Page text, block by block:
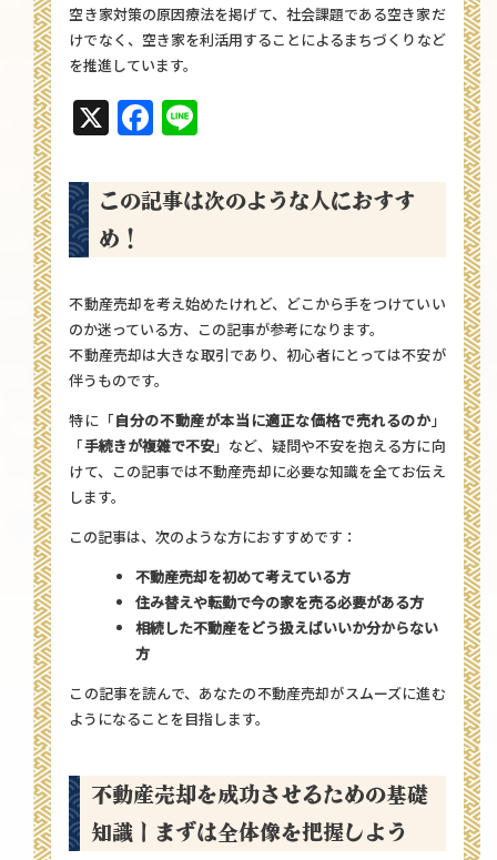
空き家対策の原因療法を掲げて、社会課題である空き家だ
けでなく、空き家を利活用することによるまちづくりなど
を推進しています。
X Facebook
この記事は次のような人におすす
め！
不動産売却を考え始めたけれど、どこから手をつけていい
のか迷っている方、この記事が参考になります。
不動産売却は大きな取引であり、初心者にとっては不安が
伴うものです。
特に「自分の不動産が本当に適正な価格で売れるのか」
「手続きが複雑で不安」など、疑問や不安を抱える方に向
けて、この記事では不動産売却に必要な知識を全てお伝え
します。
この記事は、次のような方におすすめです：
不動産売却を初めて考えている方
住み替えや転勤で今の家を売る必要がある方
相続した不動産をどう扱えばいいか分からない
方
この記事を読んで、あなたの不動産売却がスムーズに進む
ようになることを目指します。
不動産売却を成功させるための基礎
知識｜まずは全体像を把握しよう